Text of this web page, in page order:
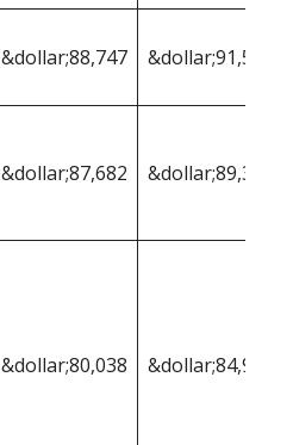
&dollar;88,747 &dollar;91,519
&dollar;87,682 &dollar;89,362
&dollar;80,038 &dollar;84,928